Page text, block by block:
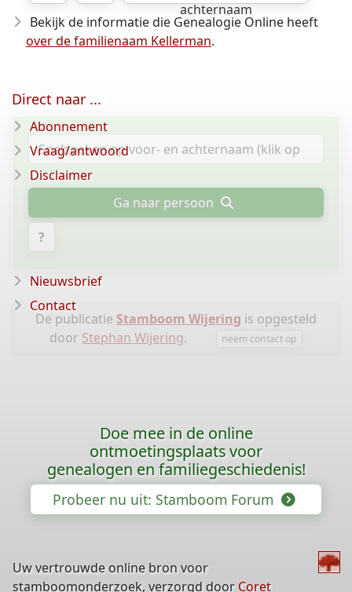
achternaam
Bekijk de informatie die Genealogie Online heeft
over de familienaam Kellerman.
Ga naar persoon
?
De publicatie Stamboom Wijering is opgesteld
door Stephan Wijering. neem contact op
Direct naar ...
Abonnement
Vraag/antwoord
Disclaimer
Nieuwsbrief
Contact
Doe mee in de online
ontmoetingsplaats voor
genealogen en familiegeschiedenis!
Probeer nu uit: Stamboom Forum
Uw vertrouwde online bron voor
stamboomonderzoek, verzorgd door Coret